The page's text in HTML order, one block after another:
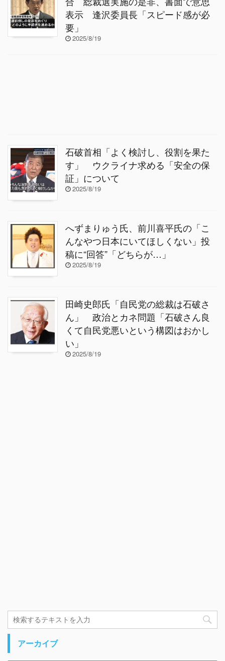
表示 逢沢委員長「スピード感が必
要」
2025/8/19
石破首相「よく検討し、役割を果た
す」 ウクライナ求める「安全の保
証」について
2025/8/19
へずまりゅう氏、前川喜平氏の「こ
んなやつ日本にいてほしくない」投
稿に“回答”「どちらが…」
2025/8/19
田崎史郎氏「自民党の総裁は石破さ
ん」 政治とカネ問題「石破さん良
くて自民党悪いという構図はおかし
い」
2025/8/19
アーカイブ